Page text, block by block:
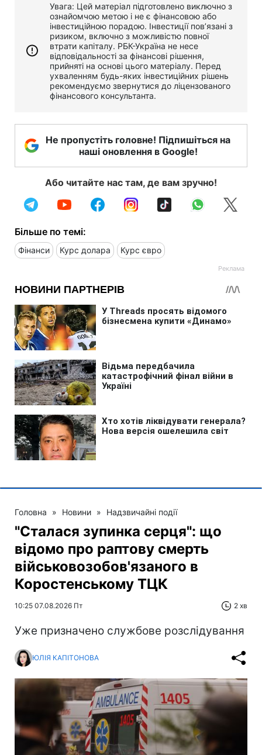
Увага: Цей матеріал підготовлено виключно з
ознайомчою метою і не є фінансовою або
інвестиційною порадою. Інвестиції пов’язані з
ризиком, включно з можливістю повної
втрати капіталу. РБК-Україна не несе
відповідальності за фінансові рішення,
прийняті на основі цього матеріалу. Перед
ухваленням будь-яких інвестиційних рішень
рекомендуємо звернутися до ліцензованого
фінансового консультанта.
Не пропустіть головне! Підпишіться на
наші оновлення в Google!
Або читайте нас там, де вам зручно!
Більше по темі:
Фінанси Курс долара Курс євро
Головна » Новини » Надзвичайні події
"Сталася зупинка серця": що
відомо про раптову смерть
військовозобов'язаного в
Коростенському ТЦК
10:25 07.08.2026 Пт 2 хв
Уже призначено службове розслідування
ЮЛІЯ КАПІТОНОВА